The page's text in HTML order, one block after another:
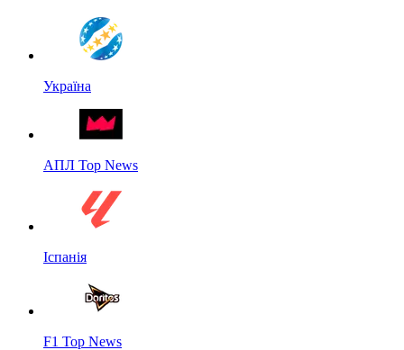
Україна
АПЛ Top News
Іспанія
F1 Top News